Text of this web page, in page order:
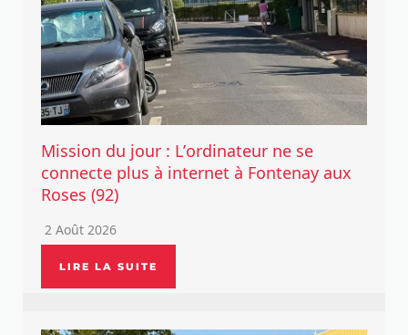
Mission du jour : L’ordinateur ne se
connecte plus à internet à Fontenay aux
Roses (92)
2 Août 2026
LIRE LA SUITE